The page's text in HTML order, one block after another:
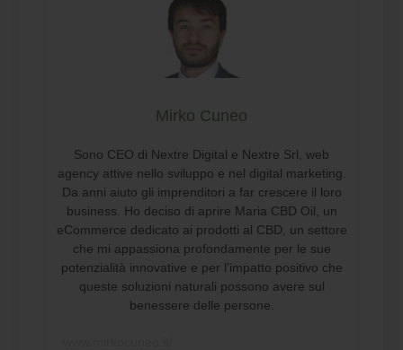
Mirko Cuneo
Sono CEO di Nextre Digital e Nextre Srl, web
agency attive nello sviluppo e nel digital marketing.
Da anni aiuto gli imprenditori a far crescere il loro
business. Ho deciso di aprire Maria CBD Oil, un
eCommerce dedicato ai prodotti al CBD, un settore
che mi appassiona profondamente per le sue
potenzialità innovative e per l’impatto positivo che
queste soluzioni naturali possono avere sul
benessere delle persone.